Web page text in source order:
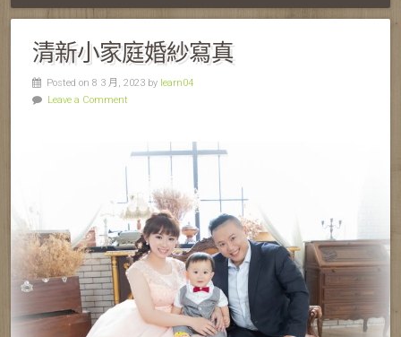
清新小家庭婚紗寫真
Posted on 8 3 月, 2023 by learn04
Leave a Comment